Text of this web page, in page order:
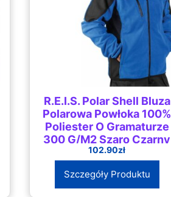
R.E.I.S. Polar Shell Bluza
Polarowa Powłoka 100%
Poliester O Gramaturze
300 G/M2 Szaro Czarny
3Xl
102.90zł
Szczegóły Produktu